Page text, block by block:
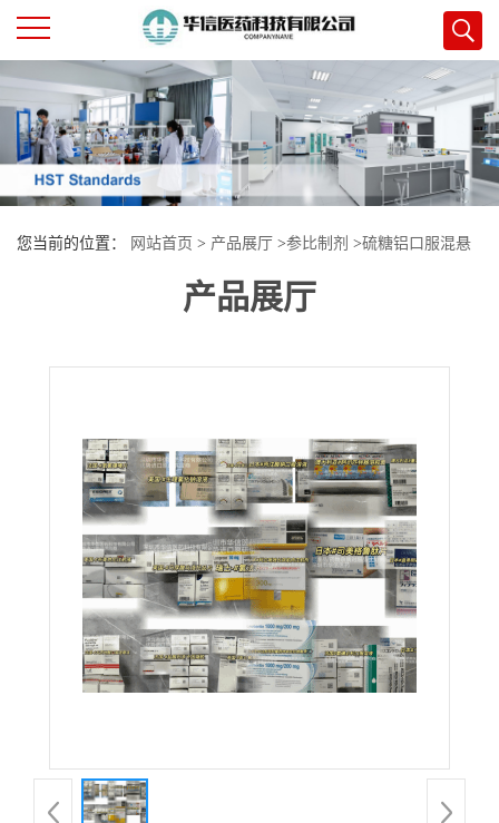
公
司
首
页
司
书
您当前的位置： 网站首页 > 产品展厅 >参比制剂 >硫糖铝口服混悬
产品展厅